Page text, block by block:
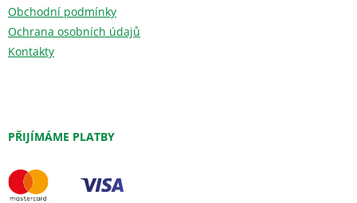
Obchodní podmínky
Ochrana osobních údajů
Kontakty
PŘIJÍMÁME PLATBY